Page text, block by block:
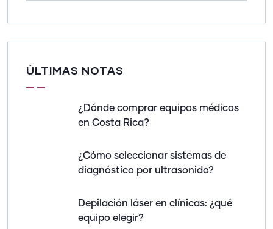
ÚLTIMAS NOTAS
¿Dónde comprar equipos médicos
en Costa Rica?
¿Cómo seleccionar sistemas de
diagnóstico por ultrasonido?
Depilación láser en clínicas: ¿qué
equipo elegir?